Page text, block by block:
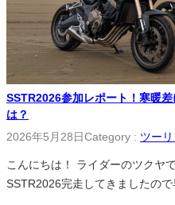
SSTR2026参加レポート！寒暖
は？
2026年5月28日Category : ツー
こんにちは！ ライダーのツクヤ
SSTR2026完走してきましたの